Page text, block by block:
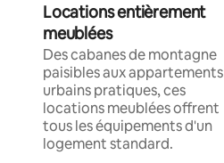
Locations entièrement
meublées
Des cabanes de montagne
paisibles aux appartements
urbains pratiques, ces
locations meublées offrent
tous les équipements d'un
logement standard.